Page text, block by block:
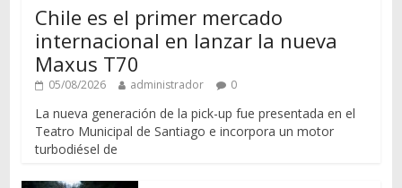
Chile es el primer mercado
internacional en lanzar la nueva
Maxus T70
05/08/2026 administrador 0
La nueva generación de la pick-up fue presentada en el
Teatro Municipal de Santiago e incorpora un motor
turbodiésel de